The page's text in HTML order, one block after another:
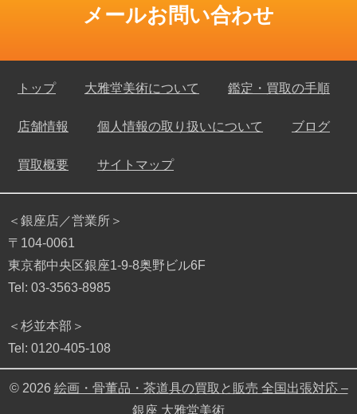
メールお問い合わせ
トップ 大雅堂美術について 鑑定・買取の手順
店舗情報 個人情報の取り扱いについて ブログ
買取概要 サイトマップ
＜銀座店／営業所＞
〒104-0061
東京都中央区銀座1-9-8奥野ビル6F
Tel: 03-3563-8985
＜杉並本部＞
Tel: 0120-405-108
© 2026 絵画・骨董品・茶道具の買取と販売 全国出張対応 –
銀座 大雅堂美術